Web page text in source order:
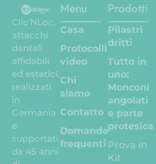
Clic’NLoc,
attacchi
dentali
affidabili
ed estetici,
realizzati
in
Germania
e
supportati
da 45 anni
Menu
Casa
Protocolli
video
Chi
siamo
Contatto
Domande
frequenti
Prodotti
Pilastri
dritti
Tutto in
uno:
Monconi
angolati
e parte
protesica
Prova in
Kit